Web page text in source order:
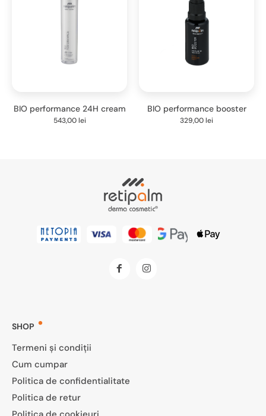
BIO performance 24H cream
543,00lei
BIO performance booster
329,00lei
SHOP
Termeni și condiții
Cum cumpar
Politica de confidentialitate
Politica de retur